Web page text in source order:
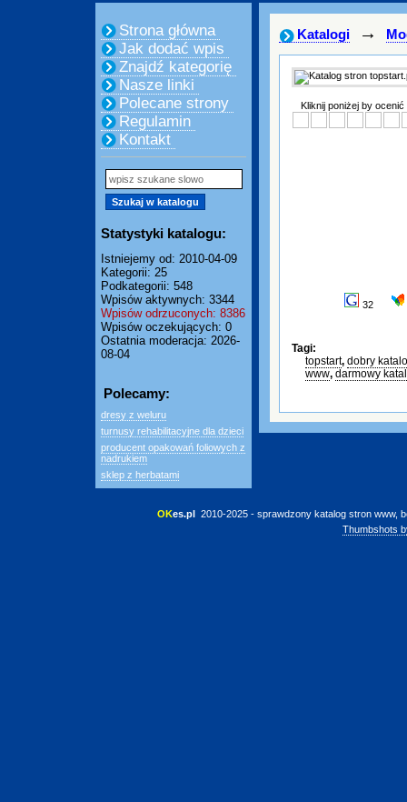
Strona główna
Jak dodać wpis
Znajdź kategorię
Nasze linki
Polecane strony
Regulamin
Kontakt
Statystyki katalogu:
Istniejemy od: 2010-04-09
Kategorii: 25
Podkategorii: 548
Wpisów aktywnych: 3344
Wpisów odrzuconych: 8386
Wpisów oczekujących: 0
Ostatnia moderacja: 2026-
08-04
Polecamy:
dresy z weluru
turnusy rehabilitacyjne dla dzieci
producent opakowań foliowych z
nadrukiem
sklep z herbatami
Katalogi →
Kliknij poniżej by ocenić
32
Tagi:
topstart, dobry
www, darmowy
OKes.pl 2010-2025 - sprawdzony katalog stron www,
Thumbshots